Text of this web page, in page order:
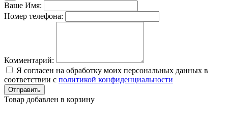
Ваше Имя:
Номер телефона:
Комментарий:
Я согласен на обработку моих персональных данных в
соответствии с политикой конфиденциальности
Отправить
Товар добавлен в корзину